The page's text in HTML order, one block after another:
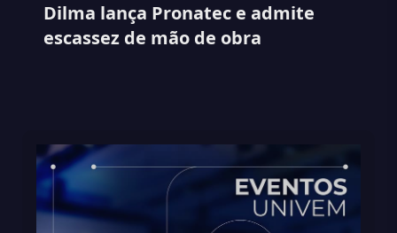
Dilma lança Pronatec e admite
escassez de mão de obra